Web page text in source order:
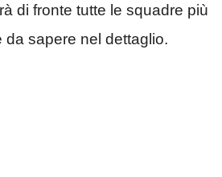
di fronte tutte le squadre più
da sapere nel dettaglio.